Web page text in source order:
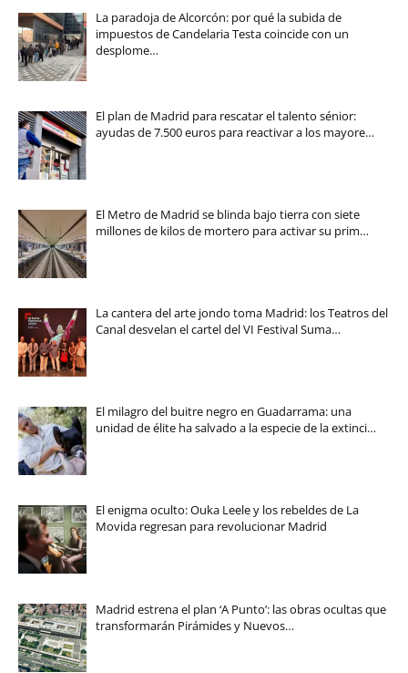
La paradoja de Alcorcón: por qué la subida de
impuestos de Candelaria Testa coincide con un
desplome…
El plan de Madrid para rescatar el talento sénior:
ayudas de 7.500 euros para reactivar a los mayore…
El Metro de Madrid se blinda bajo tierra con siete
millones de kilos de mortero para activar su prim…
La cantera del arte jondo toma Madrid: los Teatros del
Canal desvelan el cartel del VI Festival Suma…
El milagro del buitre negro en Guadarrama: una
unidad de élite ha salvado a la especie de la extinci…
El enigma oculto: Ouka Leele y los rebeldes de La
Movida regresan para revolucionar Madrid
Madrid estrena el plan ‘A Punto’: las obras ocultas que
transformarán Pirámides y Nuevos…